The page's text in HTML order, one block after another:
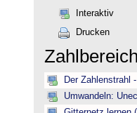
Interaktiv
Drucken
Der Zahlenstrahl
Umwandeln: